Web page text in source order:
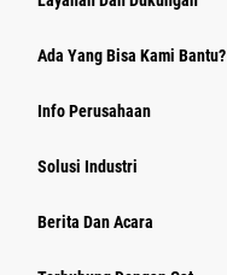
Ada Yang Bisa Kami Bantu?
Info Perusahaan
Solusi Industri
Berita Dan Acara